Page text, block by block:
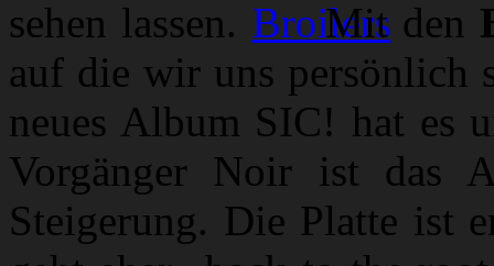
sehen lassen. Mit den
auf die wir uns persönlich
neues Album SIC! hat es
Vorgänger Noir ist das
Steigerung. Die Platte ist